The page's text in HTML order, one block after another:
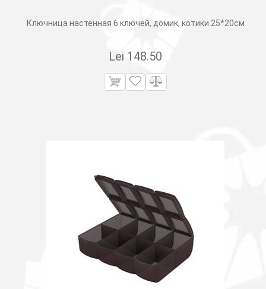
Ключница настенная 6 ключей, домик, котики 25*20см
Lei 148.50